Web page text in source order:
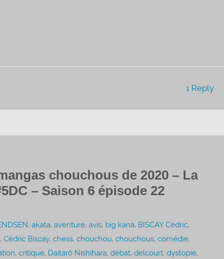
1 Reply
chouchous de 2020 – La
– Saison 6 épisode 22
, akata, aventure, avis, big kana, BISCAY Cédric,
, Cédric Biscay, chess, chouchou, chouchous, comédie,
, critique, Daitarô Nishihara, débat, delcourt, dystopie,